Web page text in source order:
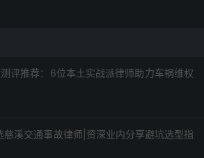
评推荐：6位本土实战派律师助力车祸维权
溪交通事故律师|资深业内分享避坑选型指